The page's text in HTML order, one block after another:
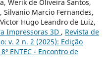
Werik de Oliveira Santos,
Silvanio Marcio Fernandes,
Hugo Leandro de Luiz,
Impressoras 3D , Revista de
v. 2 n. 2 (2025): Edição
ENTEC - Encontro de